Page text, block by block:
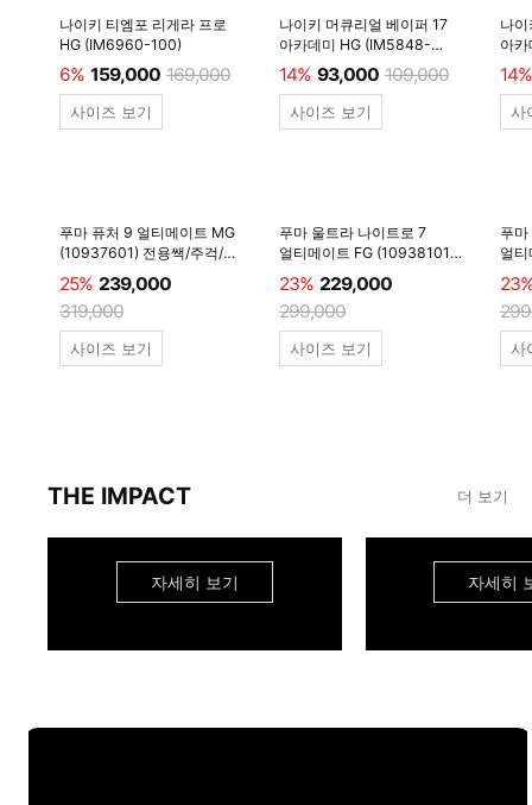
나이키 티엠포 리게라 프로
HG (IM6960-100)
6% 159,000 169,000
사이즈 보기
나이키 머큐리얼 베이퍼 17
아카데미 HG (IM5848-
600)
14% 93,000 109,000
사이즈 보기
나
아
14%
사
푸마 퓨처 9 얼티메이트 MG
(10937601) 전용쌕/주걱/
양말 #
25% 239,000
319,000
사이즈 보기
푸마 울트라 나이트로 7
얼티메이트 FG (10938101)
전용쌕/주걱/양말 #
23% 229,000
299,000
사이즈 보기
푸
얼
전
사
THE IMPACT 더 보기
자세히 보기 자세히